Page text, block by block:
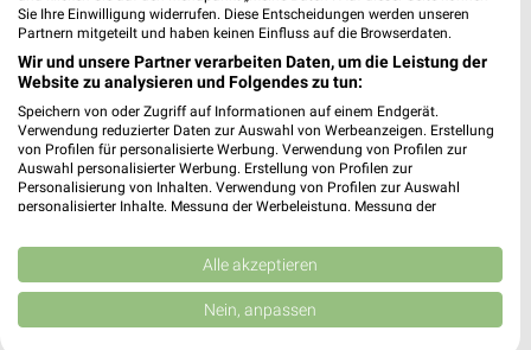
Jetzt kostenlos laden
Prospekte App für Android
Prospekte App für iOS
Kostenlos im App Store erhältlich
Sie Ihre Einwilligung widerrufen. Diese Entscheidungen werden unseren
Partnern mitgeteilt und haben keinen Einfluss auf die Browserdaten.
Wir und unsere Partner verarbeiten Daten, um die Leistung der
Website zu analysieren und Folgendes zu tun:
Speichern von oder Zugriff auf Informationen auf einem Endgerät.
Verwendung reduzierter Daten zur Auswahl von Werbeanzeigen. Erstellung
von Profilen für personalisierte Werbung. Verwendung von Profilen zur
Auswahl personalisierter Werbung. Erstellung von Profilen zur
Personalisierung von Inhalten. Verwendung von Profilen zur Auswahl
personalisierter Inhalte. Messung der Werbeleistung. Messung der
Kombinationen von Daten aus verschiedenen Quellen. Entwicklung und
Verbesserung der Angebote. Verwendung reduzierter Daten zur Auswahl
von Inhalten.
Daten können außerhalb der Europäischen Union weitergegeben und in die
Alle akzeptieren
Nein, anpassen